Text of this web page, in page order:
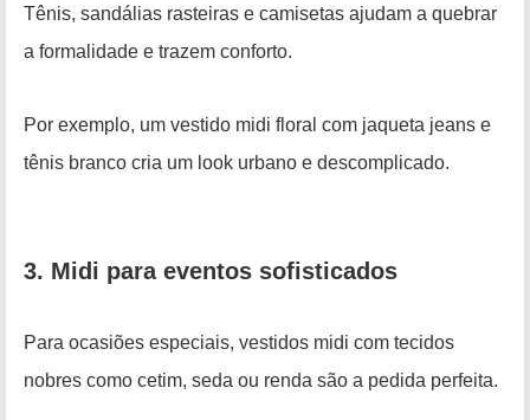
Tênis, sandálias rasteiras e camisetas ajudam a quebrar
a formalidade e trazem conforto.
Por exemplo, um vestido midi floral com jaqueta jeans e
tênis branco cria um look urbano e descomplicado.
3. Midi para eventos sofisticados
Para ocasiões especiais, vestidos midi com tecidos
nobres como cetim, seda ou renda são a pedida perfeita.